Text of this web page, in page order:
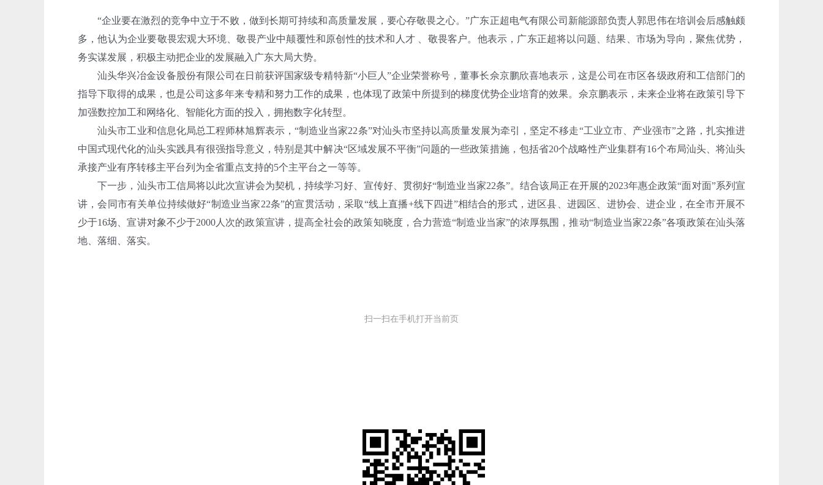
“企业要在激烈的竞争中立于不败，做到长期可持续和高质量发展，要心存敬畏之心。”广东正超电气有限公司新能源部负责人郭思伟在培训会后感触颇
多，他认为企业要敬畏宏观大环境、敬畏产业中颠覆性和原创性的技术和人才 、敬畏客户。他表示，广东正超将以问题、结果、市场为导向，聚焦优势，
务实谋发展，积极主动把企业的发展融入广东大局大势。
汕头华兴冶金设备股份有限公司在日前获评国家级专精特新“小巨人”企业荣誉称号，董事长佘京鹏欣喜地表示，这是公司在市区各级政府和工信部门的
指导下取得的成果，也是公司这多年来专精和努力工作的成果，也体现了政策中所提到的梯度优势企业培育的效果。佘京鹏表示，未来企业将在政策引导下
加强数控加工和网络化、智能化方面的投入，拥抱数字化转型。
汕头市工业和信息化局总工程师林旭辉表示，“制造业当家22条”对汕头市坚持以高质量发展为牵引，坚定不移走“工业立市、产业强市”之路，扎实推进
中国式现代化的汕头实践具有很强指导意义，特别是其中解决“区域发展不平衡”问题的一些政策措施，包括省20个战略性产业集群有16个布局汕头、将汕头
承接产业有序转移主平台列为全省重点支持的5个主平台之一等等。
下一步，汕头市工信局将以此次宣讲会为契机，持续学习好、宣传好、贯彻好“制造业当家22条”。结合该局正在开展的2023年惠企政策“面对面”系列宣
讲，会同市有关单位持续做好“制造业当家22条”的宣贯活动，采取“线上直播+线下四进”相结合的形式，进区县、进园区、进协会、进企业，在全市开展不
少于16场、宣讲对象不少于2000人次的政策宣讲，提高全社会的政策知晓度，合力营造“制造业当家”的浓厚氛围，推动“制造业当家22条”各项政策在汕头落
地、落细、落实。
扫一扫在手机打开当前页